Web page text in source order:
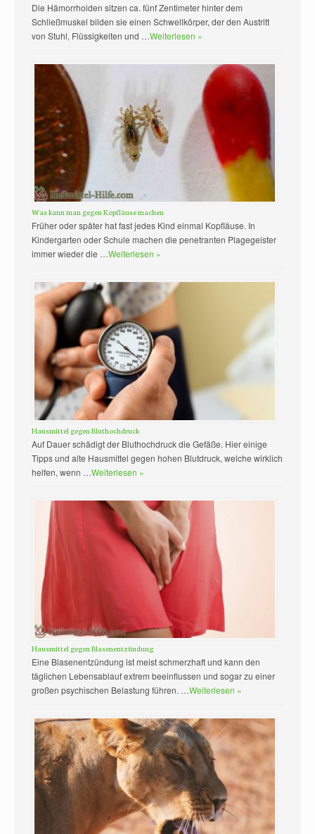
Die Hämorrhoiden sitzen ca. fünf Zentimeter hinter dem
Schließmuskel bilden sie einen Schwellkörper, der den Austritt
von Stuhl, Flüssigkeiten und …Weiterlesen »
Was kann man gegen Kopfläuse machen
Früher oder später hat fast jedes Kind einmal Kopfläuse. In
Kindergarten oder Schule machen die penetranten Plagegeister
immer wieder die …Weiterlesen »
Hausmittel gegen Bluthochdruck
Auf Dauer schädigt der Bluthochdruck die Gefäße. Hier einige
Tipps und alte Hausmittel gegen hohen Blutdruck, welche wirklich
helfen, wenn …Weiterlesen »
Hausmittel gegen Blasenentzündung
Eine Blasenentzündung ist meist schmerzhaft und kann den
täglichen Lebensablauf extrem beeinflussen und sogar zu einer
großen psychischen Belastung führen. …Weiterlesen »